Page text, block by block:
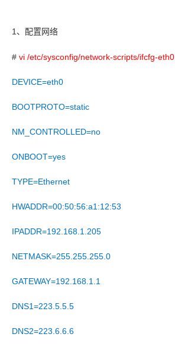
1 、配置网络
# vi /etc/sysconfig/network-scripts/ifcfg-eth0
DEVICE=eth0
BOOTPROTO=static
NM_CONTROLLED=no
ONBOOT=yes
TYPE=Ethernet
HWADDR=00:50:56:a1:12:53
IPADDR=192.168.1.205
NETMASK=255.255.255.0
GATEWAY=192.168.1.1
DNS1=223.5.5.5
DNS2=223.6.6.6